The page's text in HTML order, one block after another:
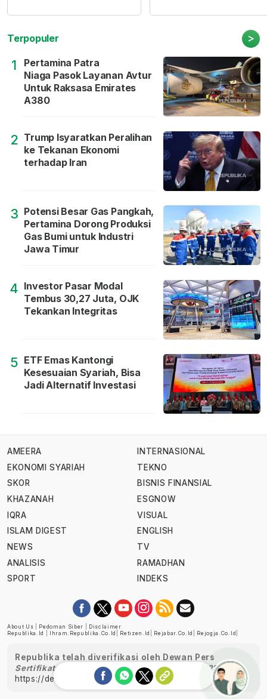
Terpopuler >
1
Pertamina Patra
Niaga Pasok Layanan Avtur
Untuk Raksasa Emirates
A380
2 Trump Isyaratkan Peralihan
ke Tekanan Ekonomi
terhadap Iran
3 Potensi Besar Gas Pangkah,
Pertamina Dorong Produksi
Gas Bumi untuk Industri
Jawa Timur
4 Investor Pasar Modal
Tembus 30,27 Juta, OJK
Tekankan Integritas
5 ETF Emas Kantongi
Kesesuaian Syariah, Bisa
Jadi Alternatif Investasi
AMEERA
EKONOMI SYARIAH
SKOR
KHAZANAH
IQRA
ISLAM DIGEST
NEWS
ANALISIS
SPORT
INTERNASIONAL
TEKNO
BISNIS FINANSIAL
ESGNOW
VISUAL
ENGLISH
TV
RAMADHAN
INDEKS
About Us Pedoman Siber
Disclaimer
Republika.id
Ihram.republika.co.id Retizen.id Rejabar.co.id Rejogja.co.id
Republika telah diverifikasi oleh Dewan Pers
Sertifikat Nomor 1058/DP-Verifikasi/K/XII/2022
https://dewanpers.or.id/data/perusahaanpers